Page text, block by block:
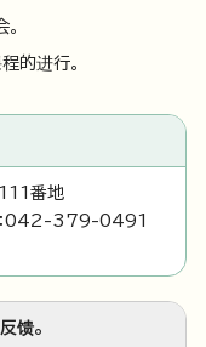
的进行。
番地
042-379-0491
馈。